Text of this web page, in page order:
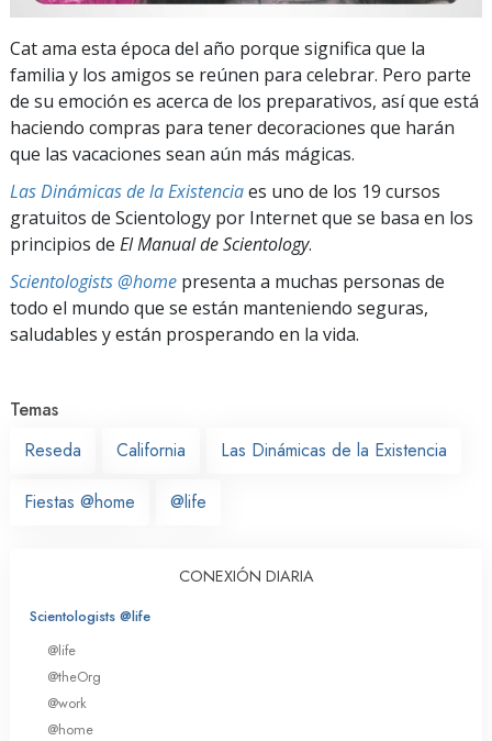
Cat ama esta época del año porque significa que la
familia y los amigos se reúnen para celebrar. Pero parte
de su emoción es acerca de los preparativos, así que está
haciendo compras para tener decoraciones que harán
que las vacaciones sean aún más mágicas.
Las Dinámicas de la Existenciaes uno de los 19 cursos
gratuitos de Scientology por Internet que se basa en los
principios de El Manual de Scientology.
Scientologists @home presenta a muchas personas de
todo el mundo que se están manteniendo seguras,
saludables y están prosperando en la vida.
Temas
Reseda
California Las Dinámicas de la Existencia
Fiestas @home @life
CONEXIÓN DIARIA
Scientologists @life
@life
@theOrg
@work
@home